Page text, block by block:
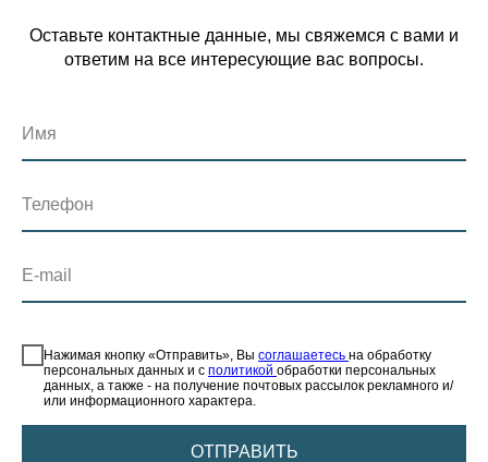
Оставьте контактные данные, мы свяжемся с вами и
ответим на все интересующие вас вопросы.
Имя
Телефон
E-mail
Нажимая кнопку «Отправить», Вы соглашаетесь на обработку
персональных данных и с политикой обработки персональных
данных, а также - на получение почтовых рассылок рекламного и/
или информационного характера.
ОТПРАВИТЬ